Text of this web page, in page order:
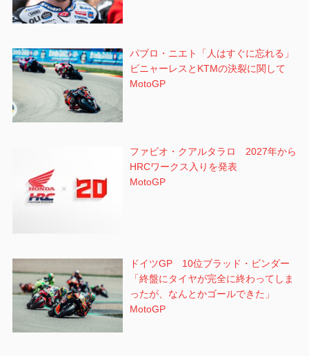
パブロ・ニエト「人はすぐに忘れる」
ビニャーレスとKTMの決裂に関して
MotoGP
ファビオ・クアルタラロ 2027年から
HRCワークス入りを発表
MotoGP
ドイツGP 10位ブラッド・ビンダー
「終盤にタイヤが完全に終わってしま
ったが、なんとかゴールできた」
MotoGP